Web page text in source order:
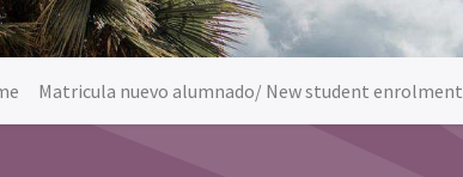
Matricula nuevo alumnado/ New student enrolment